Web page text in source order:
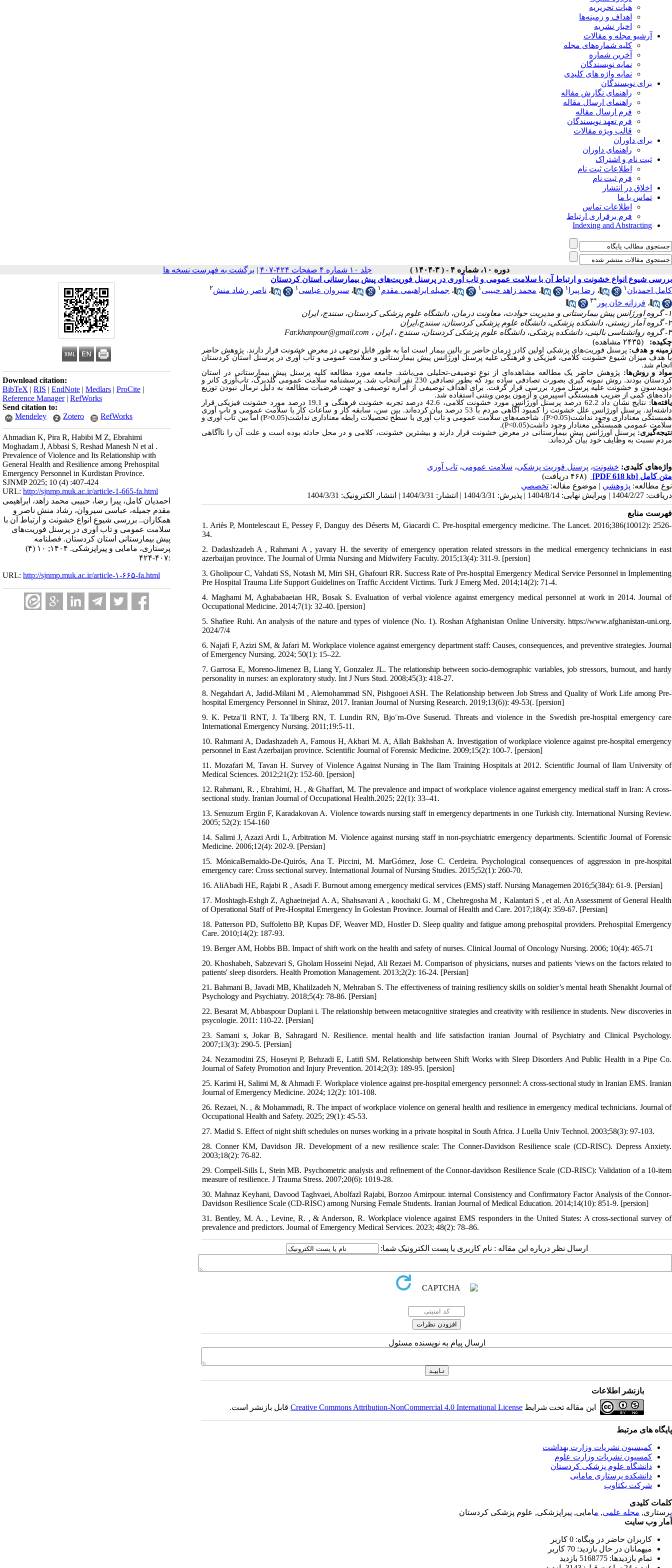
هیات تحریریه
اهداف و زمینه‌ها
اخبار نشریه
آرشیو مجله و مقالات
کلیه شماره‌های مجله
آخرین شماره
نمایه نویسندگان
نمایه واژه های کلیدی
برای نویسندگان
راهنمای نگارش مقاله
راهنمای ارسال مقاله
فرم ارسال مقاله
فرم تعهد نویسندگان
قالب ویژه مقالات
برای داوران
راهنمای داوران
ثبت نام و اشتراک
اطلاعات ثبت نام
فرم ثبت نام
اخلاق در انتشار
تماس با ما
اطلاعات تماس
فرم برقراری ارتباط
Indexing and Abstracting
دوره ۱۰، شماره ۴ - ( ۳-۱۴۰۴ ) جلد ۱۰ شماره ۴ صفحات ۴۲۴-۴۰۷ | برگشت به فهرست نسخه ها
Download citation:
BibTeX | RIS | EndNote | Medlars | ProCite |
Reference Manager| RefWorks
Send citation to:
Mendeley
Zotero RefWorks
Ahmadian K, Pira R, Habibi M Z, Ebrahimi
Moghadam J, Abbasi S, Reshad Manesh N et al .
Prevalence of Violence and Its Relationship with
General Health and Resilience among Prehospital
Emergency Personnel in Kurdistan Province.
SJNMP 2025; 10 (4) :407-424
URL: http://sjnmp.muk.ac.ir/article-1-665-fa.html
احمدیان کامل، پیرا رضا، حبیبی محمد زاهد، ابراهیمی
مقدم جمیله، عباسی سیروان، رشاد منش ناصر و
همکاران.. بررسی شیوع انواع خشونت و ارتباط آن با
سلامت عمومی و تاب آوری در پرسنل فوریت‌های
پیش بیمارستانی استان کردستان. فصلنامه
پرستاری، مامایی و پیراپزشکی. ۱۴۰۴; ۱۰ (۴)
:۴۰۷-۴۲۴
URL: http://sjnmp.muk.ac.ir/article-۱-۶۶۵-fa.html
بررسی شیوع انواع خشونت و ارتباط آن با سلامت عمومی و تاب آوری در پرسنل فوریت‌های پیش بیمارستانی استان کردستان
کامل احمدیان ۱ ، رضا پیرا ۱ ، محمد زاهد حبیبی ۱ ، جمیله ابراهیمی مقدم ۱ ، سیروان عباسی ۱ ، ناصر رشاد منش۲
، فرزانه خان پور *۳
۱- گروه اورژانس پیش بیمارستانی و مدیریت حوادث، معاونت درمان، دانشگاه علوم پزشکی کردستان، سنندج، ایران
۲- گروه آمار زیستی، دانشکده پزشکی، دانشگاه علوم پزشکی کردستان، سنندج،ایران
۳- گروه روانشناسی بالینی، دانشکده پزشکی، دانشگاه علوم پزشکی کردستان، سنندج ، ایران ،
Far.khanpour@gmail.com
چکیده:
(۲۴۳۵ مشاهده)
زمینه و هدف: پرسنل فوریت‌های پزشکی اولین کادر درمان حاضر بر بالین بیمار است اما به طور قابل توجهی در معرض خشونت قرار دارند. پژوهش حاضر
با هدف میزان شیوع خشونت کلامی، فیزیکی و فرهنگی علیه پرسنل اورژانس پیش بیمارستانی و سلامت عمومی و تاب آوری در پرسنل استان کردستان
انجام شد.
مواد و روش‌ها: پژوهش حاضر یک مطالعه مشاهده‌ای از نوع توصیفی-تحلیلی می‌باشد. جامعه مورد مطالعه کلیه پرسنل پیش بیمارستانی در استان
کردستان بودند.
روش نمونه گیری بصورت تصادفی ساده بود که بطور تصادفی 230 نفر انتخاب شد. پرسشنامه سلامت عمومی گلدبرگ، تاب‌آوری کانر و
دیویدسون و خشونت علیه پرسنل مورد بررسی قرار گرفت. برای اهداف توصیفی از آماره توصیفی و جهت فرضیات مطالعه به دلیل نرمال نبودن توزیع
داده‌های کمی از ضریب همبستگی اسپیرمن و آزمون یومن ویتنی استفاده شد.
یافته‌ها
: نتایج نشان داد 62.2 درصد پرسنل اورژانس مورد خشونت کلامی، 42.6 درصد تجربه خشونت فرهنگی و 19.1 درصد مورد خشونت فیزیکی قرار
داشته‌اند. پرسنل اورژانس علل خشونت را کمبود آگاهی مردم با 53 درصد بیان کرده‌اند. بین سن، سابقه کار و ساعات کار با سلامت عمومی و تاب آوری
همبستگی معناداری وجود نداشت(0.05< P). شاخصه‌های سلامت عمومی و تاب آوری با سطح تحصیلات رابطه معناداری نداشت( 0.05<
P) اما بین تاب آوری و
سلامت عمومی همبستگی معنادار وجود داشت(0.05>
P
).
نتیجه‌گیری: پرسنل اورژانس پیش بیمارستانی در معرض خشونت قرار دارند و بیشترین خشونت، کلامی و در محل حادثه بوده است و علت آن را ناآگاهی
مردم نسبت به وظایف خود بیان کرده‌اند.
واژه‌های کلیدی: خشونت، پرسنل فوریت پزشکی، سلامت عمومی، تاب آوری
متن کامل [PDF 618 kb]
(۴۶۸ دریافت)
نوع مطالعه: پژوهشي | موضوع مقاله: تخصصي
دریافت: 1404/2/27 | ویرایش نهایی: 1404/8/14 | پذیرش: 1404/3/31 | انتشار: 1404/3/31 | انتشار الکترونیک: 1404/3/31
فهرست منابع
1. Ariès P, Montelescaut E, Pessey F, Danguy des Déserts M, Giacardi C. Pre-hospital emergency medicine. The Lancet. 2016;386(10012): 2526-
34.
2. Dadashzadeh A , Rahmani A , yavary H. the severity of emergency operation related stressors in the medical emergency technicians in east
azerbaijan province. The Journal of Urmia Nursing and Midwifery Faculty. 2015;13(4): 311-9. [persion]
3. Gholipour C, Vahdati SS, Notash M, Miri SH, Ghafouri RR. Success Rate of Pre-hospital Emergency Medical Service Personnel in Implementing
Pre Hospital Trauma Life Support Guidelines on Traffic Accident Victims. Turk J Emerg Med. 2014;14(2): 71-4.
4. Maghami M, Aghababaeian HR, Bosak S. Evaluation of verbal violence against emergency medical personnel at work in 2014. Journal of
Occupational Medicine. 2014;7(1): 32-40. [persion]
5. Shafiee Ruhi. An analysis of the nature and types of violence (No. 1). Roshan Afghanistan Online University. https://www.afghanistan-uni.org.
2024/7/4
6. Najafi F, Azizi SM, & Jafari M. Workplace violence against emergency department staff: Causes, consequences, and preventive strategies. Journal
of Emergency Nursing. 2024; 50(1): 15–22.
7. Garrosa E, Moreno-Jimenez B, Liang Y, Gonzalez JL. The relationship between socio-demographic variables, job stressors, burnout, and hardy
personality in nurses: an exploratory study. Int J Nurs Stud. 2008;45(3): 418-27.
8. Negahdari A, Jadid-Milani M , Alemohammad SN, Pishgooei ASH. The Relationship between Job Stress and Quality of Work Life among Pre-
hospital Emergency Personnel in Shiraz, 2017. Iranian Journal of Nursing Research. 2019;13(6)): 49-53(. [persion]
9. K. Petza¨ll RNT, J. Ta¨llberg RN, T. Lundin RN, Bjo¨rn-Ove Suserud. Threats and violence in the Swedish pre-hospital emergency care
International Emergency Nursing. 2011;19:5-11.
10. Rahmani A, Dadashzadeh A, Famous H, Akbari M. A, Allah Bakhshan A. Investigation of workplace violence against pre-hospital emergency
personnel in East Azerbaijan province. Scientific Journal of Forensic Medicine. 2009;15(2): 100-7. [persion]
11. Mozafari M, Tavan H. Survey of Violence Against Nursing in The Ilam Training Hospitals at 2012. Scientific Journal of Ilam University of
Medical Sciences. 2012;21(2): 152-60. [persion]
12. Rahmani, R. , Ebrahimi, H. , & Ghaffari, M. The prevalence and impact of workplace violence against emergency medical staff in Iran: A cross-
sectional study. Iranian Journal of Occupational Health.2025; 22(1): 33–41.
13. Senuzum Ergün F, Karadakovan A. Violence towards nursing staff in emergency departments in one Turkish city. International Nursing Review.
2005; 52(2): 154-160
14. Salimi J, Azazi Ardi L, Arbitration M. Violence against nursing staff in non-psychiatric emergency departments. Scientific Journal of Forensic
Medicine. 2006;12(4): 202-9. [Persian]
15. MónicaBernaldo-De-Quirós, Ana T. Piccini, M. MarGómez, Jose C. Cerdeira. Psychological consequences of aggression in pre-hospital
emergency care: Cross sectional survey. International Journal of Nursing Studies. 2015;52(1): 260-70.
16. AliAbadi HE, Rajabi R , Asadi F. Burnout among emergency medical services (EMS) staff. Nursing Managemen 2016;5(384): 61-9. [Persian]
17. Moshtagh-Eshgh Z, Aghaeinejad A. A, Shahsavani A , koochaki G. M , Chehregosha M , Kalantari S , et al. An Assessment of General Health
of Operational Staff of Pre-Hospital Emergency In Golestan Province. Journal of Health and Care. 2017;18(4): 359-67. [Persian]
18. Patterson PD, Suffoletto BP, Kupas DF, Weaver MD, Hostler D. Sleep quality and fatigue among prehospital providers. Prehospital Emergency
Care. 2010;14(2): 187-93.
19. Berger AM, Hobbs BB. Impact of shift work on the health and safety of nurses. Clinical Journal of Oncology Nursing. 2006; 10(4): 465-71
20. Khoshabeh, Sabzevari S, Gholam Hosseini Nejad, Ali Rezaei M. Comparison of physicians, nurses and patients 'views on the factors related to
patients' sleep disorders. Health Promotion Management. 2013;2(2): 16-24. [Persian]
21. Bahmani B, Javadi MB, Khalilzadeh N, Mehraban S. The effectiveness of training resiliency skills on soldier’s mental heath Shenakht Journal of
Psychology and Psychiatry. 2018;5(4): 78-86. [Persian]
22. Besarat M, Abbaspour Duplani i. The relationship between metacognitive strategies and creativity with resilience in students. New discoveries in
psycologie. 2011: 110-22. [Persian]
23. Samani s, Jokar B, Sahragard N. Resilience. mental health and life satisfaction iranian Journal of Psychiatry and Clinical Psychology.
2007;13(3): 290-5. [Persian]
24. Nezamodini ZS, Hoseyni P, Behzadi E, Latifi SM. Relationship between Shift Works with Sleep Disorders And Public Health in a Pipe Co.
Journal of Safety Promotion and Injury Prevention. 2014;2(3): 189-95. [persion]
25. Karimi H, Salimi M, & Ahmadi F. Workplace violence against pre-hospital emergency personnel: A cross-sectional study in Iranian EMS. Iranian
Journal of Emergency Medicine. 2024; 12(2): 101-108.
26. Rezaei, N. , & Mohammadi, R. The impact of workplace violence on general health and resilience in emergency medical technicians. Journal of
Occupational Health and Safety. 2025; 29(1): 45-53.
27. Madid S. Effect of night shift schedules on nurses working in a private hospital in South Africa. J Luella Univ Technol. 2003;58(3): 97-103.
28. Conner KM, Davidson JR. Development of a new resilience scale: The Conner-Davidson Resilience scale (CD-RISC). Depress Anxiety.
2003;18(2): 76-82.
29. Compell-Sills L, Stein MB. Psychometric analysis and refinement of the Connor-davidson Resilience Scale (CD-RISC): Validation of a 10-item
measure of resilience. J Trauma Stress. 2007;20(6): 1019-28.
30. Mahnaz Keyhani, Davood Taghvaei, Abolfazl Rajabi, Borzoo Amirpour. internal Consistency and Confirmatory Factor Analysis of the Connor-
Davidson Resilience Scale (CD-RISC) among Nursing Female Students. Iranian Journal of Medical Education. 2014;14(10): 851-9. [persion]
31. Bentley, M. A. , Levine, R. , & Anderson, R. Workplace violence against EMS responders in the United States: A cross-sectional survey of
prevalence and predictors. Journal of Emergency Medical Services. 2023; 48(2): 78–86.
ارسال نظر درباره این مقاله : نام کاربری یا پست الکترونیک شما:
ارسال پیام به نویسنده مسئول
بازنشر اطلاعات
این مقاله تحت شرایط Creative Commons Attribution-NonCommercial 4.0 International Licenseقابل بازنشر است.
پایگاه های مرتبط
کمیسیون نشریات وزارت بهداشت
کمسیون نشریات وزارت علوم
دانشگاه علوم پزشکی کردستان
دانشکده پرستاری مامایی
شرکت یکتاوب
کلمات کلیدی
پرستاری, مجله علمی, مامایی, پیراپزشکی, علوم پزشکی کردستان
آمار وب سایت
کاربران حاضر در وبگاه: 0 کاربر
میهمانان در حال بازدید: 70 کاربر
تمام بازدید‌ها: 5168775 بازدید